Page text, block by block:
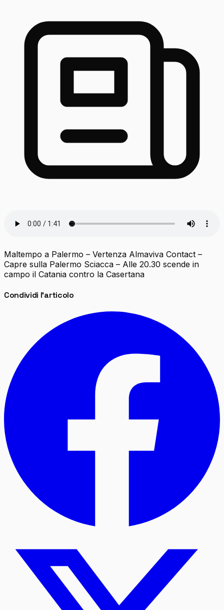
Maltempo a Palermo – Vertenza Almaviva Contact –
Capre sulla Palermo Sciacca – Alle 20.30 scende in
campo il Catania contro la Casertana
Condividi l'articolo